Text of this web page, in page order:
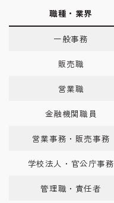
職種・業界
一般事務
販売職
営業職
金融機関職員
営業事務・販売事務
学校法人・官公庁事務
管理職・責任者